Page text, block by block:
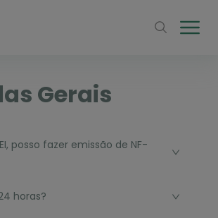
Gerais
posso fazer emissão de NF-
horas?